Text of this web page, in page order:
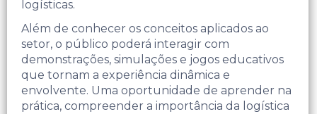
logísticas.
Além de conhecer os conceitos aplicados ao
setor, o público poderá interagir com
demonstrações, simulações e jogos educativos
que tornam a experiência dinâmica e
envolvente. Uma oportunidade de aprender na
prática, compreender a importância da logística